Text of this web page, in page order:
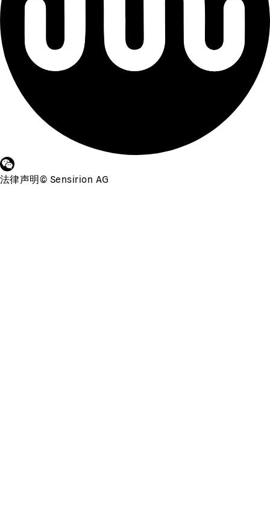
法律声明© Sensirion AG